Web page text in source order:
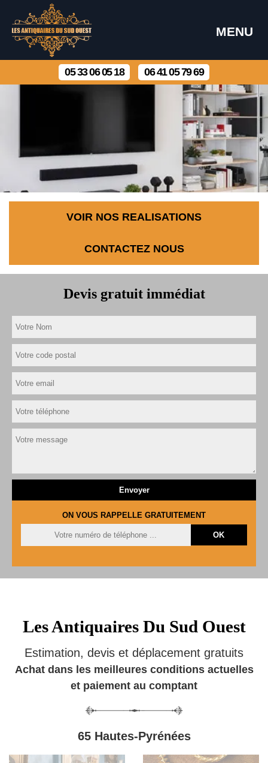
MENU
05 33 06 05 18 06 41 05 79 69
VOIR NOS REALISATIONS
CONTACTEZ NOUS
Devis gratuit immédiat
ON VOUS RAPPELLE GRATUITEMENT
Les Antiquaires Du Sud Ouest
Estimation, devis et déplacement gratuits
Achat dans les meilleures conditions actuelles
et paiement au comptant
65 Hautes-Pyrénées